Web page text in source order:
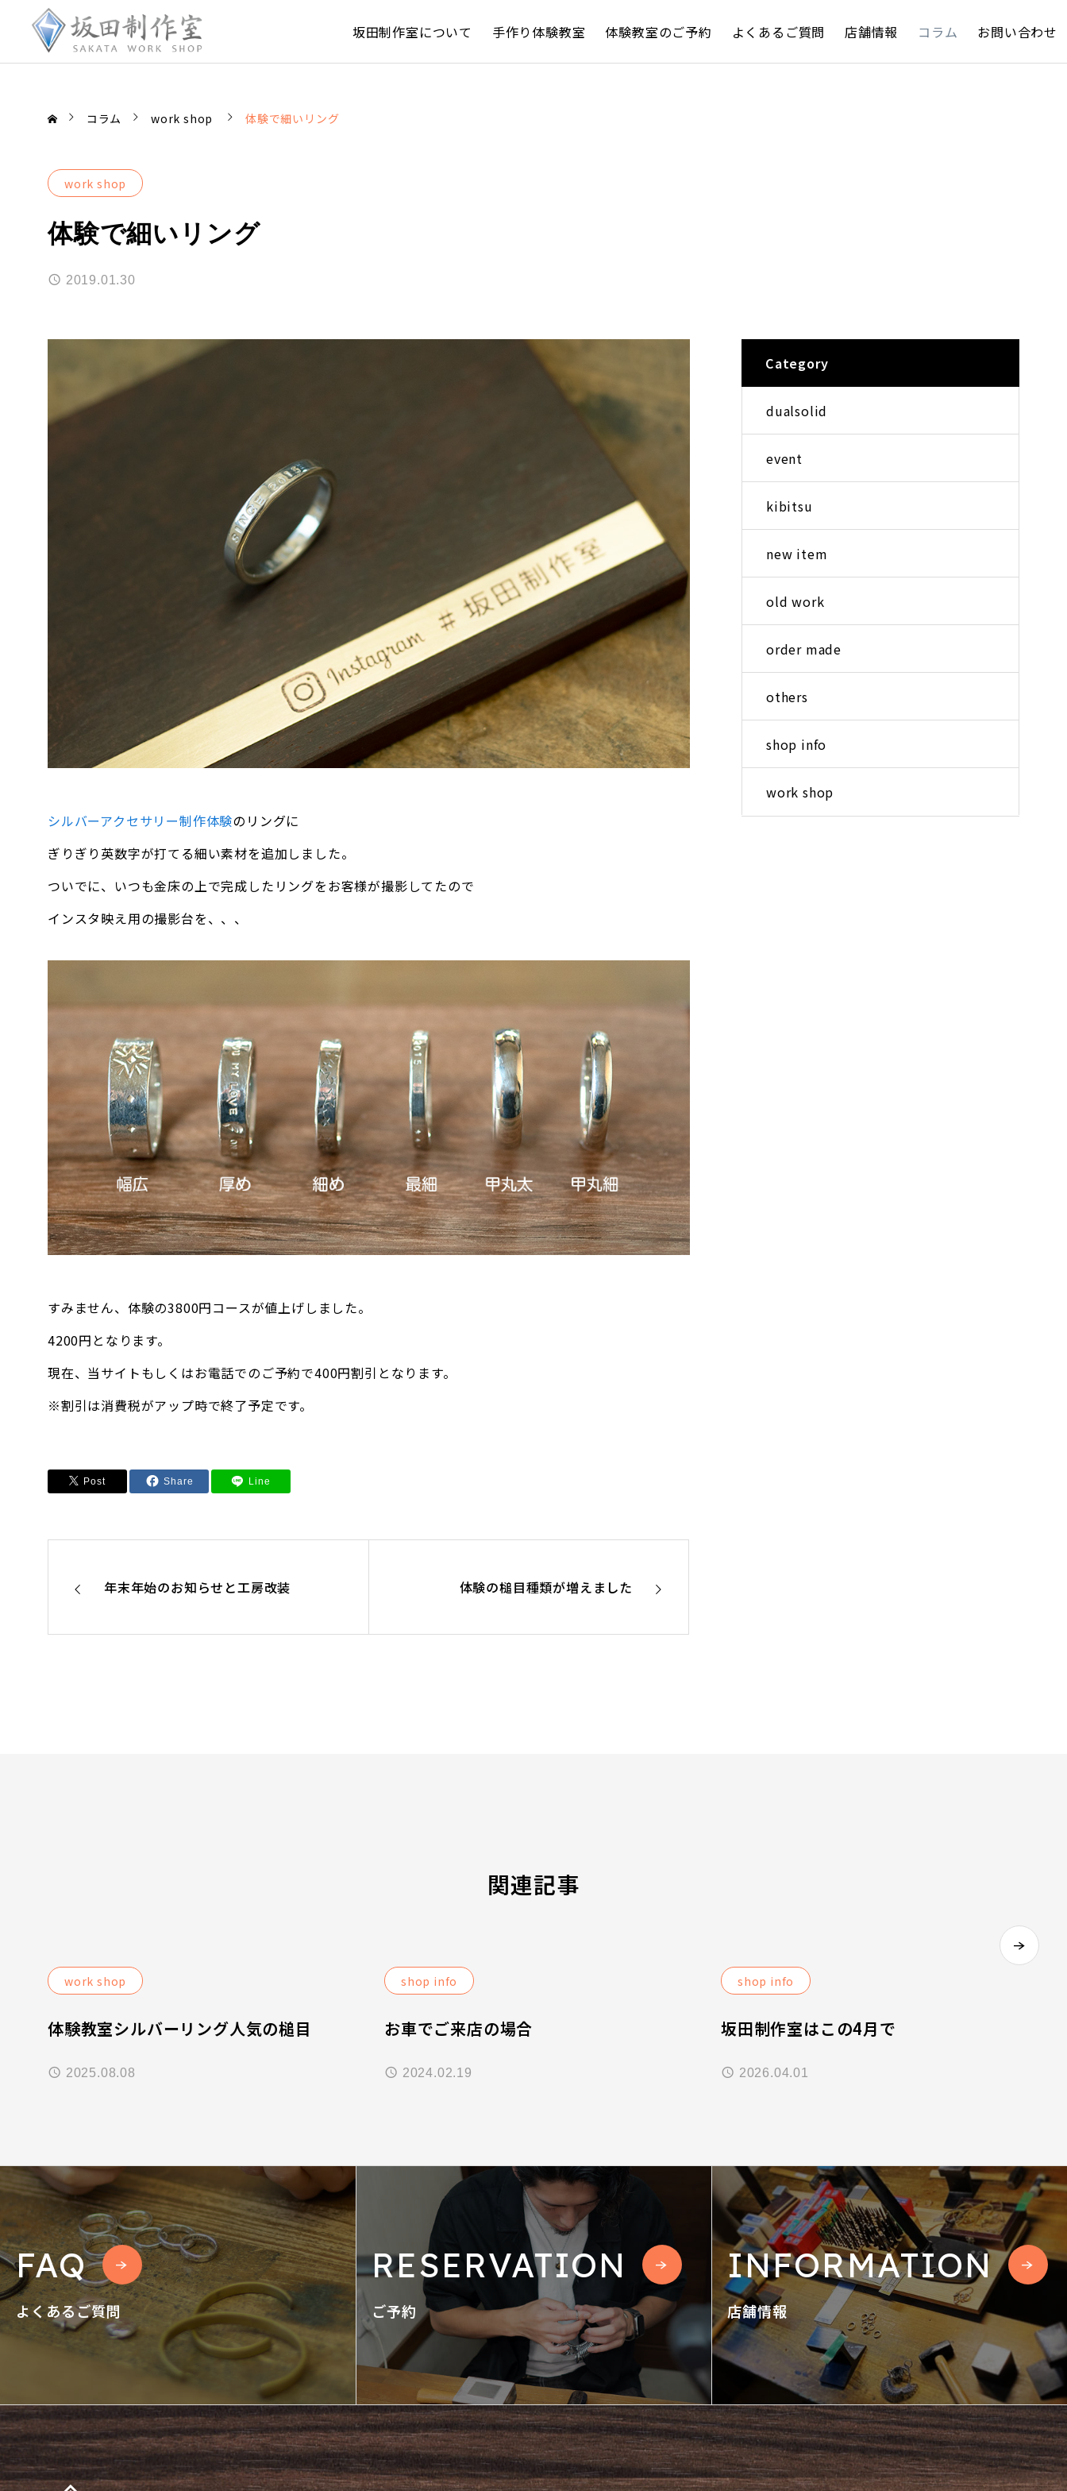
坂田制作室について 手作り体験教室 体験教室のご予約 よくあるご質問 店舗情報 コラム お問い合わせ
コラム work shop 体験で細いリング
work shop
体験で細いリング
2019.01.30
シルバーアクセサリー制作体験のリングに
ぎりぎり英数字が打てる細い素材を追加しました。
ついでに、いつも金床の上で完成したリングをお客様が撮影してたので
インスタ映え用の撮影台を、、、
すみません、体験の3800円コースが値上げしました。
4200円となります。
現在、当サイトもしくはお電話でのご予約で400円割引となります。
※割引は消費税がアップ時で終了予定です。
Post Share Line
年末年始のお知らせと工房改装 体験の槌目種類が増えました
Category
dualsolid
event
kibitsu
new item
old work
order made
others
shop info
work shop
関連記事
work shop
体験教室シルバーリング人気の槌目
2025.08.08
shop info
お車でご来店の場合
2024.02.19
shop info
坂田制作室はこの4月で
2026.04.01
FAQ
よくあるご質問
RESERVATION
ご予約
INFORMATION
店舗情報